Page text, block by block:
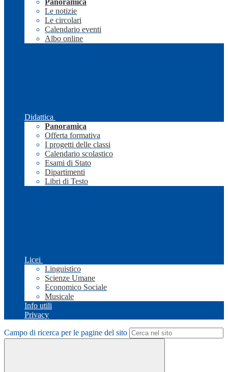
Panoramica
Le notizie
Le circolari
Calendario eventi
Albo online
Didattica
Panoramica
Offerta formativa
I progetti delle classi
Calendario scolastico
Esami di Stato
Dipartimenti
Libri di Testo
Licei
Linguistico
Scienze Umane
Economico Sociale
Musicale
Info utili
Privacy
Campo di ricerca per le pagine del sito